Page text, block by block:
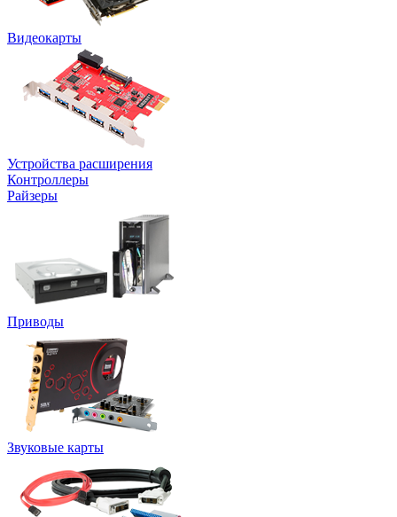
Видеокарты
Устройства расширения
Контроллеры
Райзеры
Приводы
Звуковые карты